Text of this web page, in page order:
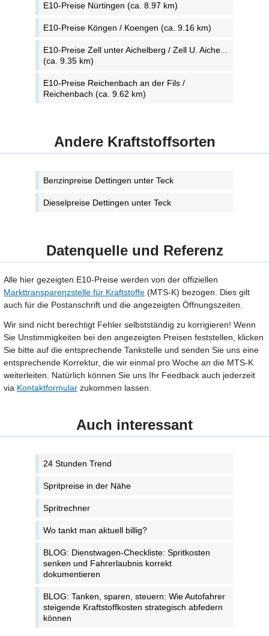
E10-Preise Nürtingen (ca. 8.97 km)
E10-Preise Köngen / Koengen (ca. 9.16 km)
E10-Preise Zell unter Aichelberg / Zell U. Aiche...
(ca. 9.35 km)
E10-Preise Reichenbach an der Fils /
Reichenbach (ca. 9.62 km)
Andere Kraftstoffsorten
Benzinpreise Dettingen unter Teck
Dieselpreise Dettingen unter Teck
Datenquelle und Referenz
Alle hier gezeigten E10-Preise werden von der offiziellen
Markttransparenzstelle für Kraftstoffe (MTS-K) bezogen. Dies gilt
auch für die Postanschrift und die angezeigten Öffnungszeiten.
Wir sind nicht berechtigt Fehler selbstständig zu korrigieren! Wenn
Sie Unstimmigkeiten bei den angezeigten Preisen feststellen, klicken
Sie bitte auf die entsprechende Tankstelle und senden Sie uns eine
entsprechende Korrektur, die wir einmal pro Woche an die MTS-K
weiterleiten. Natürlich können Sie uns Ihr Feedback auch jederzeit
via Kontaktformular zukommen lassen.
Auch interessant
24 Stunden Trend
Spritpreise in der Nähe
Spritrechner
Wo tankt man aktuell billig?
BLOG: Dienstwagen-Checkliste: Spritkosten
senken und Fahrerlaubnis korrekt
dokumentieren
BLOG: Tanken, sparen, steuern: Wie Autofahrer
steigende Kraftstoffkosten strategisch abfedern
können